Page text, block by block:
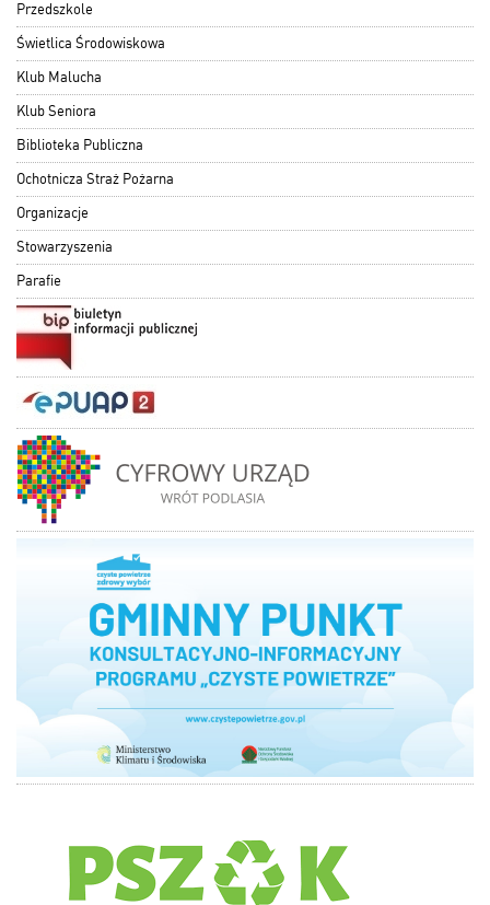
Przedszkole
Świetlica Środowiskowa
Klub Malucha
Klub Seniora
Biblioteka Publiczna
Ochotnicza Straż Pożarna
Organizacje
Stowarzyszenia
Parafie